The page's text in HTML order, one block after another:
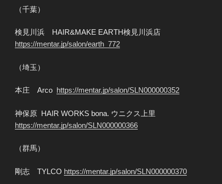
（千葉）
検見川浜 HAIR&MAKE EARTH検見川浜店
https://mentar.jp/salon/earth_772
（埼玉）
本庄 Arco https://mentar.jp/salon/SLN000000352
神保原 HAIR WORKS bona. ウニクス上里
https://mentar.jp/salon/SLN000000366
（群馬）
剛志 TYLCO https://mentar.jp/salon/SLN000000370